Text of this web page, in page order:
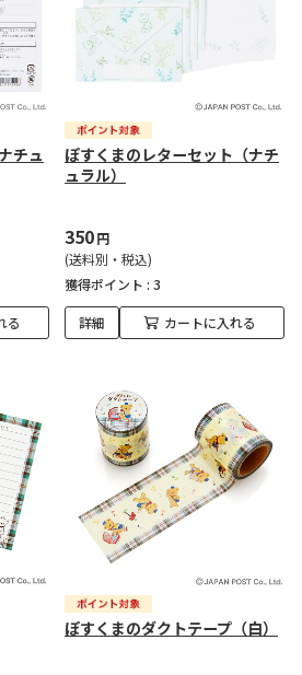
チュ
る
ぽすくまのレターセット（ナチ
ュラル）
350円
(送料別・税込)
獲得ポイント : 3
詳細 カートに入れる
ぽすくまのダクトテープ（白）